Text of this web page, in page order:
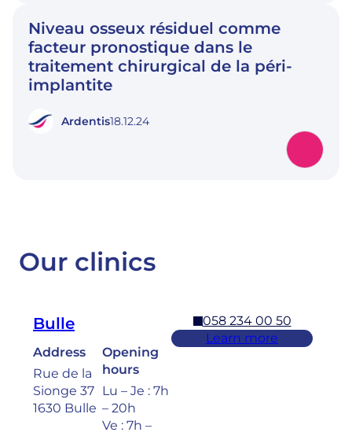
Niveau osseux résiduel comme
facteur pronostique dans le
traitement chirurgical de la péri-
implantite
Ardentis18.12.24
Our clinics
Bulle
Address
Rue de la
Sionge 37
1630 Bulle
Opening
hours
Lu – Je : 7h
– 20h
Ve : 7h –
058 234 00 50
Learn more